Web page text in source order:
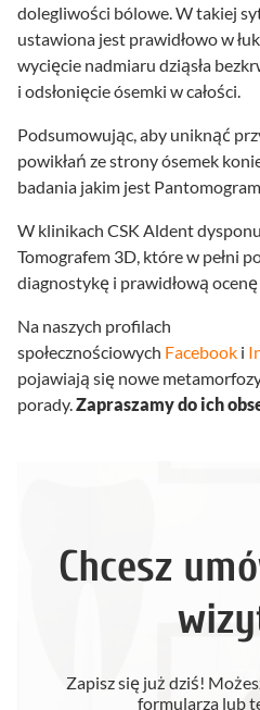
dolegliwości bólowe. W takiej
ustawiona jest prawidłowo w
wycięcie nadmiaru dziąsła
i odsłonięcie ósemki w całości.
Podsumowując, aby uniknąć
powikłań ze strony ósemek
badania jakim jest
W klinikach CSK Aldent
Tomografem 3D, które w pełni
diagnostykę i prawidłową
Na naszych profilach
społecznościowych Facebook i
pojawiają się nowe
porady.Zapraszamy do ich
Chcesz
Zapisz się już dziś!
formularza lub